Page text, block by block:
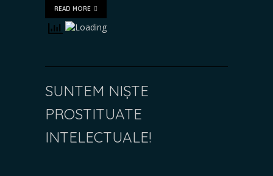
READ MORE
SUNTEM NIȘTE
PROSTITUATE
INTELECTUALE!